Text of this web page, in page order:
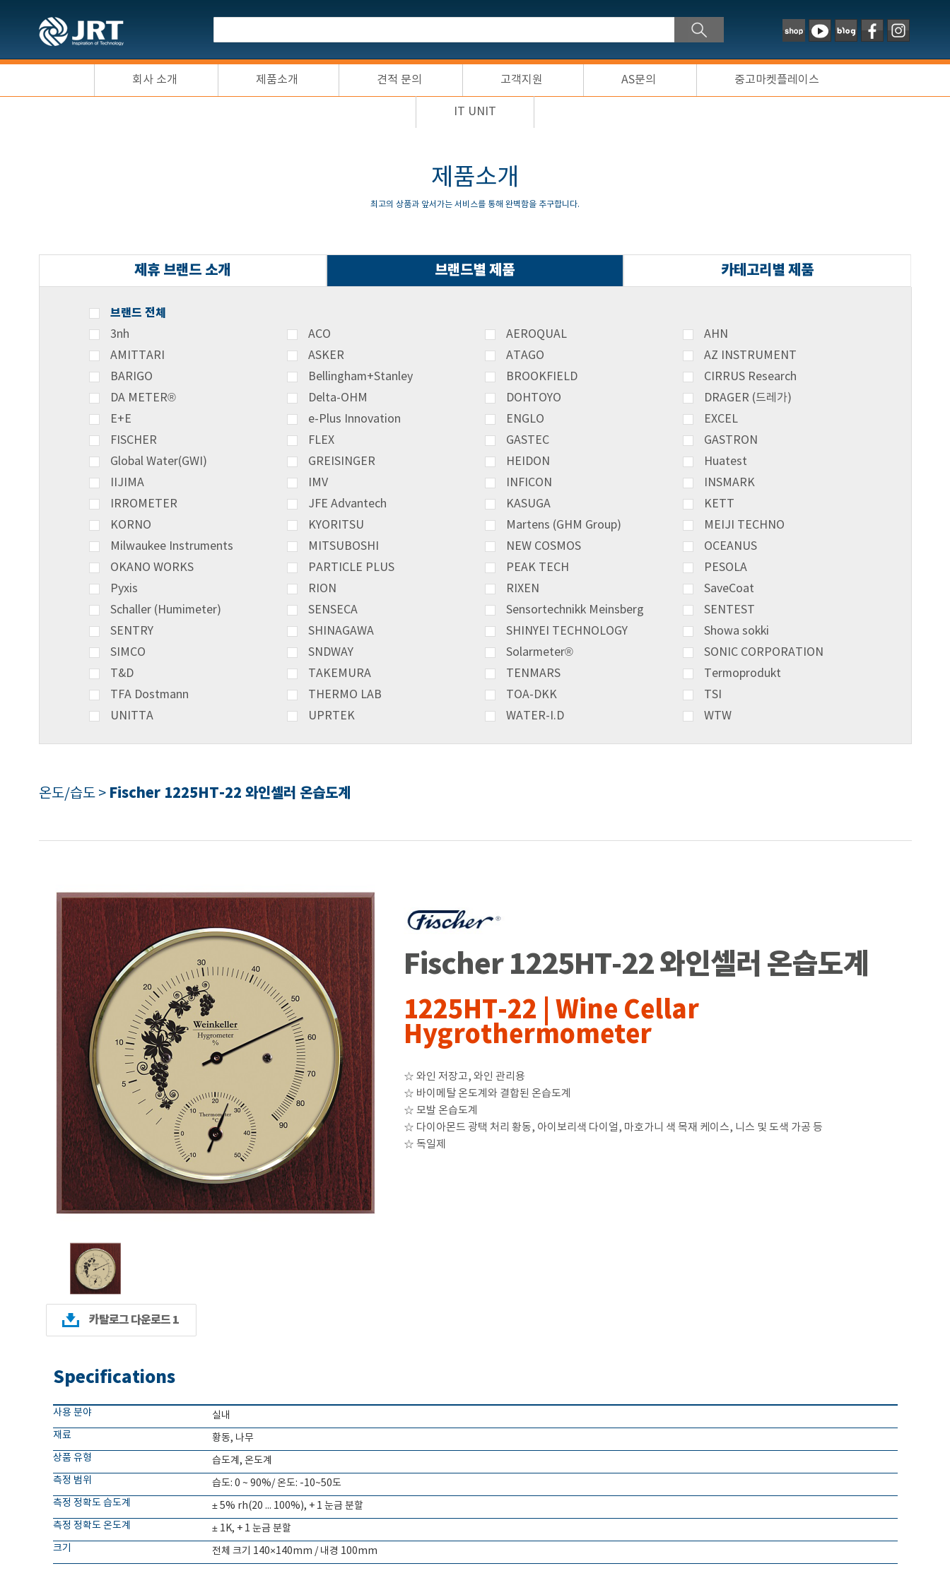
회사 소개 제품소개 견적 문의 고객지원 AS문의 중고마켓플레이스
IT UNIT
제품소개
최고의 상품과 앞서가는 서비스를 통해 완벽함을 추구합니다.
제휴 브랜드 소개 브랜드별 제품 카테고리별 제품
브랜드 전체
3nh ACO AEROQUAL
AHN
AMITTARI
ASKER ATAGO
AZ INSTRUMENT
BARIGO
Bellingham+Stanley BROOKFIELD
CIRRUS Research
DA METER®
Delta-OHM DOHTOYO
DRAGER (드레가)
E+E
e-Plus Innovation ENGLO
EXCEL
FISCHER
FLEX GASTEC
GASTRON
Global Water(GWI)
GREISINGER HEIDON
Huatest
IIJIMA
IMV INFICON
INSMARK
IRROMETER
JFE Advantech KASUGA
KETT
KORNO
KYORITSU Martens (GHM Group)
MEIJI TECHNO
Milwaukee Instruments
MITSUBOSHI NEW COSMOS
OCEANUS
OKANO WORKS
PARTICLE PLUS PEAK TECH
PESOLA
Pyxis
RION RIXEN
SaveCoat
Schaller (Humimeter)
SENSECA Sensortechnikk Meinsberg
SENTEST
SENTRY
SHINAGAWA SHINYEI TECHNOLOGY
Showa sokki
SIMCO
SNDWAY Solarmeter®
SONIC CORPORATION
T&D
TAKEMURA TENMARS
Termoprodukt
TFA Dostmann
THERMO LAB TOA-DKK
TSI
UNITTA
UPRTEK WATER-I.D WTW
온도/습도 > Fischer 1225HT-22 와인셀러 온습도계
카탈로그 다운로드 1
Fischer 1225HT-22 와인셀러 온습도계
1225HT-22 | Wine Cellar
Hygrothermometer
☆ 와인 저장고, 와인 관리용
☆ 바이메탈 온도계와 결합된 온습도계
☆ 모발 온습도계
☆ 다이아몬드 광택 처리 황동, 아이보리색 다이얼, 마호가니 색 목재 케이스, 니스 및 도색 가공 등
☆ 독일제
Specifications
사용 분야
실내
재료
황동, 나무
상품 유형
습도계, 온도계
측정 범위
습도: 0 ~ 90%/ 온도: -10~50도
측정 정확도 습도계
± 5% rh(20 ... 100%), + 1 눈금 분할
측정 정확도 온도계
± 1K, + 1 눈금 분할
크기
전체 크기 140×140mm / 내경 100mm